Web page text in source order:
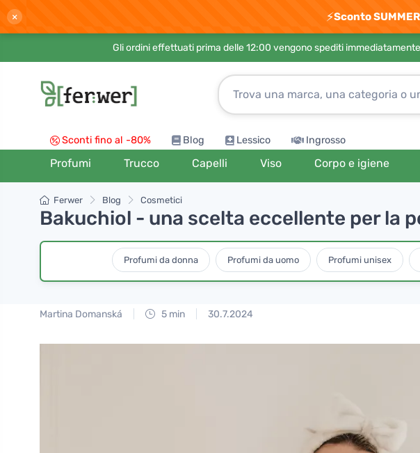
× ⚡Sconto
Gli ordini effettuati prima delle 12:00 vengono spediti immediatamente
Sconti fino al -80% Blog Lessico Ingrosso
Profumi Trucco Capelli Viso Corpo e igiene
Ferwer Blog Cosmetici
Bakuchiol - una scelta eccellente per la
Profumi da donna Profumi da uomo Profumi unisex
Martina Domanská 5 min 30.7.2024